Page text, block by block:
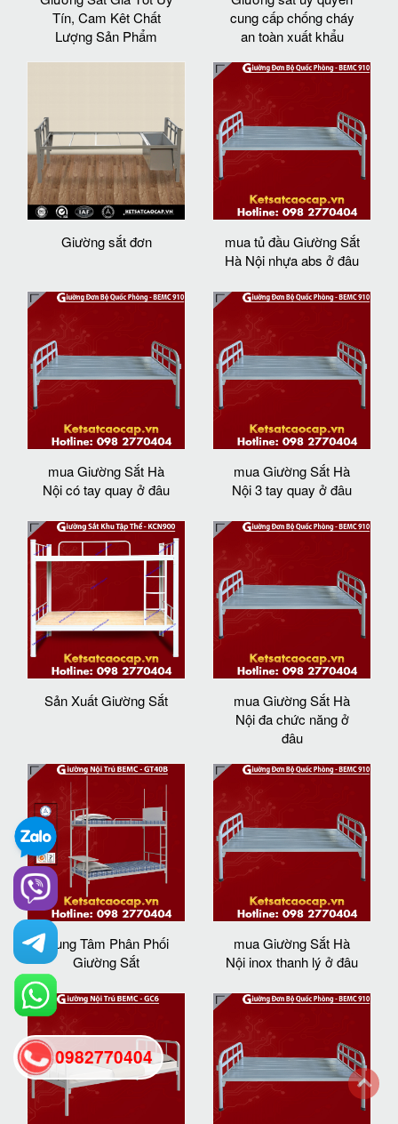
Tín, Cam Kêt Chất
Lượng Sản Phẩm
cung cấp chống cháy
an toàn xuất khẩu
Giường sắt đơn
mua tủ đầu Giường Sắt
Hà Nội nhựa abs ở đâu
mua Giường Sắt Hà
Nội có tay quay ở đâu
mua Giường Sắt Hà
Nội 3 tay quay ở đâu
Sản Xuất Giường Sắt
mua Giường Sắt Hà
Nội đa chức năng ở
đâu
Trung Tâm Phân Phối
Giường Sắt
mua Giường Sắt Hà
Nội inox thanh lý ở đâu
0982770404
back